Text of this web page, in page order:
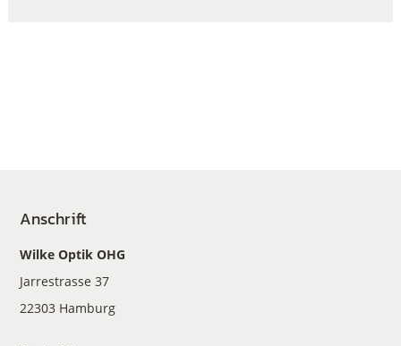
Anschrift
Wilke Optik OHG
Jarrestrasse 37
22303 Hamburg